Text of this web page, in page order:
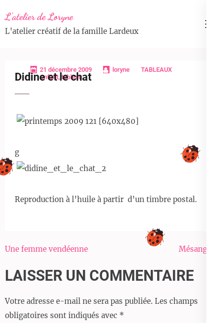
au
contenu
L'atelier de Loryne
L'atelier créatif de la famille Lardeux
21 décembre 2009 loryne
TABLEAUX
enfant, tableau
Didine et le chat
g
Reproduction à l’huile à partir d’un timbre postal.
Navigation
l’article
Une femme vendéenne Mésanges
LAISSER UN COMMENTAIRE
Votre adresse e-mail ne sera pas publiée. Les champs
obligatoires sont indiqués avec *